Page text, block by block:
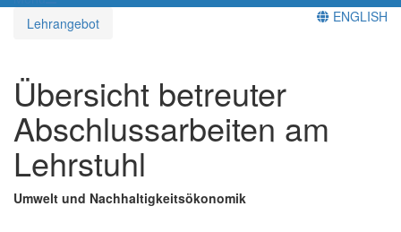
Lehrangebot
ENGLISH
Übersicht betreuter
Abschlussarbeiten am
Lehrstuhl
Umwelt und Nachhaltigkeitsökonomik